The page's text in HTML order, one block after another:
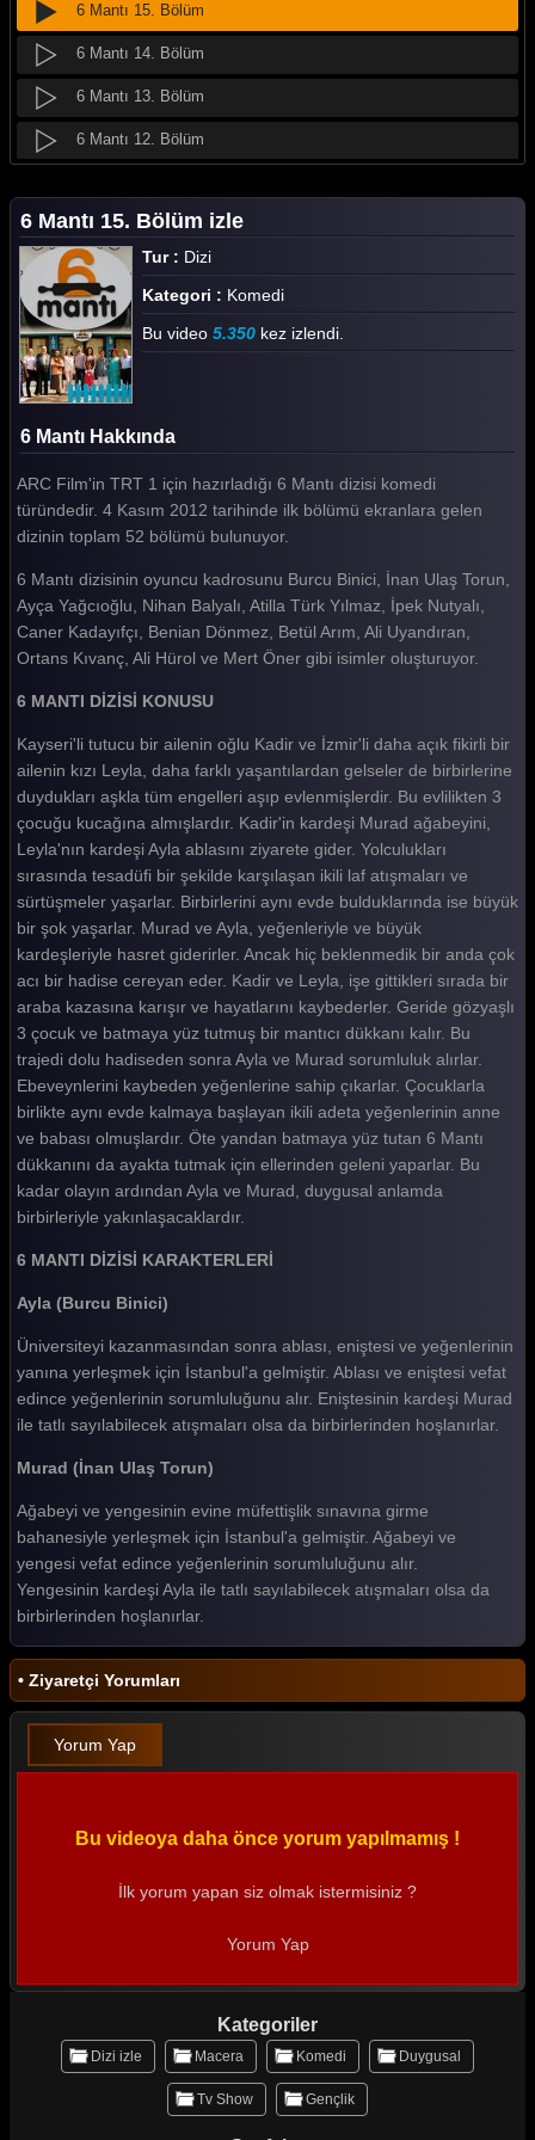
6 Mantı 15. Bölüm
6 Mantı 14. Bölüm
6 Mantı 13. Bölüm
6 Mantı 12. Bölüm
6 Mantı 10. Bölüm
6 Mantı 9. Bölüm
6 Mantı 8. Bölüm
6 Mantı 7. Bölüm
6 Mantı 6. Bölüm
6 Mantı 5. Bölüm
6 Mantı 4. Bölüm
6 Mantı 3. Bölüm
6 Mantı 2. Bölüm
6 Mantı 1. Bölüm
Tüm Bölümleri Göster
6 Mantı 15. Bölüm izle
Tur : Dizi
Kategori : Komedi
Bu video 5.350 kez izlendi.
6 Mantı Hakkında
ARC Film'in TRT 1 için hazırladığı 6 Mantı dizisi komedi
türündedir. 4 Kasım 2012 tarihinde ilk bölümü ekranlara gelen
dizinin toplam 52 bölümü bulunuyor.
6 Mantı dizisinin oyuncu kadrosunu Burcu Binici, İnan Ulaş Torun,
Ayça Yağcıoğlu, Nihan Balyalı, Atilla Türk Yılmaz, İpek Nutyalı,
Caner Kadayıfçı, Benian Dönmez, Betül Arım, Ali Uyandıran,
Ortans Kıvanç, Ali Hürol ve Mert Öner gibi isimler oluşturuyor.
6 MANTI DİZİSİ KONUSU
Kayseri'li tutucu bir ailenin oğlu Kadir ve İzmir'li daha açık fikirli bir
ailenin kızı Leyla, daha farklı yaşantılardan gelseler de birbirlerine
duydukları aşkla tüm engelleri aşıp evlenmişlerdir. Bu evlilikten 3
çocuğu kucağına almışlardır. Kadir'in kardeşi Murad ağabeyini,
Leyla'nın kardeşi Ayla ablasını ziyarete gider. Yolculukları
sırasında tesadüfi bir şekilde karşılaşan ikili laf atışmaları ve
sürtüşmeler yaşarlar. Birbirlerini aynı evde bulduklarında ise büyük
bir şok yaşarlar. Murad ve Ayla, yeğenleriyle ve büyük
kardeşleriyle hasret giderirler. Ancak hiç beklenmedik bir anda çok
acı bir hadise cereyan eder. Kadir ve Leyla, işe gittikleri sırada bir
araba kazasına karışır ve hayatlarını kaybederler. Geride gözyaşlı
3 çocuk ve batmaya yüz tutmuş bir mantıcı dükkanı kalır. Bu
trajedi dolu hadiseden sonra Ayla ve Murad sorumluluk alırlar.
Ebeveynlerini kaybeden yeğenlerine sahip çıkarlar. Çocuklarla
birlikte aynı evde kalmaya başlayan ikili adeta yeğenlerinin anne
ve babası olmuşlardır. Öte yandan batmaya yüz tutan 6 Mantı
dükkanını da ayakta tutmak için ellerinden geleni yaparlar. Bu
kadar olayın ardından Ayla ve Murad, duygusal anlamda
birbirleriyle yakınlaşacaklardır.
6 MANTI DİZİSİ KARAKTERLERİ
Ayla (Burcu Binici)
Üniversiteyi kazanmasından sonra ablası, eniştesi ve yeğenlerinin
yanına yerleşmek için İstanbul'a gelmiştir. Ablası ve eniştesi vefat
edince yeğenlerinin sorumluluğunu alır. Eniştesinin kardeşi Murad
ile tatlı sayılabilecek atışmaları olsa da birbirlerinden hoşlanırlar.
Murad (İnan Ulaş Torun)
Ağabeyi ve yengesinin evine müfettişlik sınavına girme
bahanesiyle yerleşmek için İstanbul'a gelmiştir. Ağabeyi ve
yengesi vefat edince yeğenlerinin sorumluluğunu alır.
Yengesinin kardeşi Ayla ile tatlı sayılabilecek atışmaları olsa da
birbirlerinden hoşlanırlar.
• Ziyaretçi Yorumları
Yorum Yap
Bu videoya daha önce yorum yapılmamış !
İlk yorum yapan siz olmak istermisiniz ?
Yorum Yap
Kategoriler
Dizi izle Macera Komedi Duygusal
Tv Show Gençlik